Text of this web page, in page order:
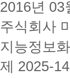
2016년 03
주식회사
지능정보
제 2025-